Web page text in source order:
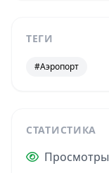
ТЕГИ
#Аэропорт
СТАТИСТИКА
Просмотры